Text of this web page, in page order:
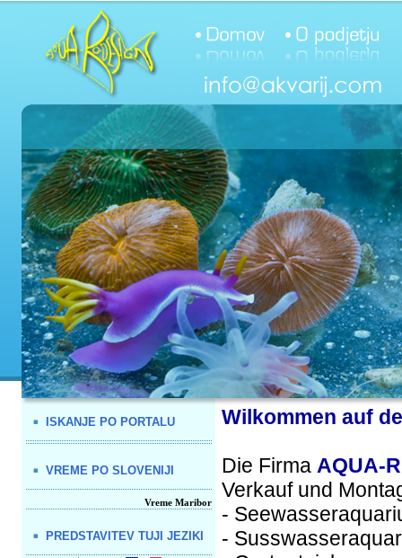
ISKANJE PO PORTALU
VREME PO SLOVENIJI
Vreme Maribor
PREDSTAVITEV TUJI JEZIKI
Wilkommen auf
Die Firma AQUA-
Verkauf und
-
-